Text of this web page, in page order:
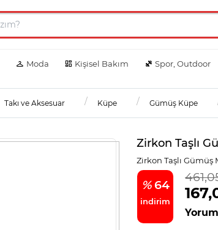
Moda Kişisel Bakım Spor, Outdoor
Takı ve Aksesuar Küpe Gümüş Küpe
Zirkon Taşlı
Zirkon Taşlı Gümüş
%64
indirim